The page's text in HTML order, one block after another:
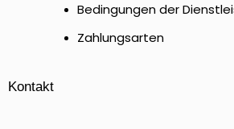
Bedingungen der
Zahlungsarten
Kontakt